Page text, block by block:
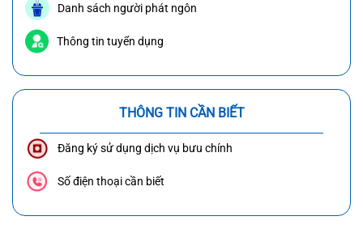
Danh sách người phát ngôn
Thông tin tuyển dụng
THÔNG TIN CẦN BIẾT
Đăng ký sử dụng dịch vụ bưu chính
Số điện thoại cần biết